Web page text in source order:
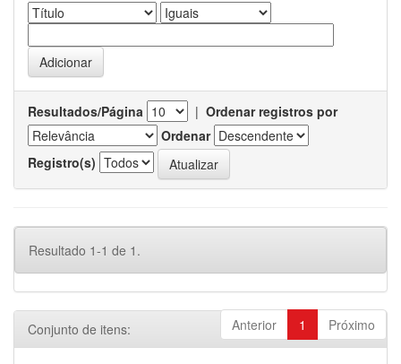
Resultados/Página | Ordenar registros por
Ordenar
Registro(s)
Resultado 1-1 de 1.
Anterior 1 Próximo
Conjunto de itens: